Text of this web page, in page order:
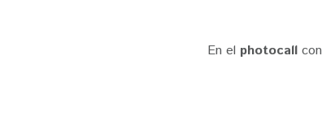
En el photocall con